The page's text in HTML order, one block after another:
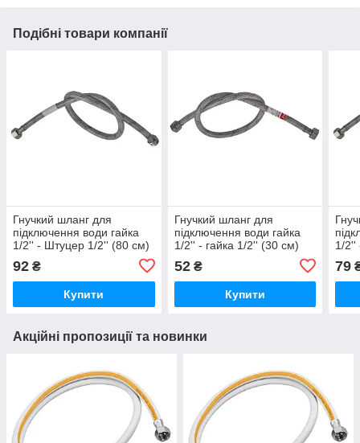
Подібні товари компанії
Гнучкий шланг для
підключення води гайка
1/2'' - Штуцер 1/2'' (80 см)
(ZX3021)
92 ₴
Купити
Гнучкий шланг для
підключення води гайка
1/2'' - гайка 1/2'' (30 см)
(ZX3007)
52₴
Купити
1/2''
79
Акційні пропозиції та новинки